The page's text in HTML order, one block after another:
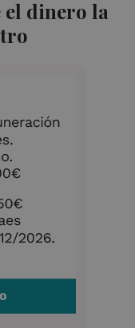
el dinero la